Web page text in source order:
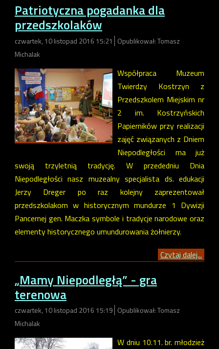
Patriotyczna pogadanka dla
przedszkolaków
czwartek, 10 listopad 2016 15:21
Opublikował: Tomasz
Michalak
Współpraca Muzeum
Twierdzy Kostrzyn z
Przedszkolem Miejskim nr
2 im. Kostrzyńskich
Papierników przy realizacji
zajęć związanych z Dniem
Niepodległości ma już
swoją trzyletnią tradycję. W przededniu Dnia
Niepodległości nasz muzealny specjalista ds. edukacji
Jerzy Dreger po raz kolejny zaprezentował
przedszkolakom w historycznym mundurze 1 Dywizji
Pancernej gen. Maczka symbole i tradycje narodowe oraz
elementy historycznego umundurowania żołnierzy.
Czytaj dalej...
„Mamy Niepodległą” - gra
terenowa
czwartek, 10 listopad 2016 15:19 Opublikował: Tomasz
Michalak
W dniu 10.11. br. młodzież